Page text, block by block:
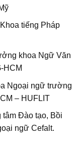
tiếng Pháp
khoa Ngữ Văn
HCM
Ngoại ngữ trường
– HUFLIT
tâm Đào tạo, Bồi
ngữ Cefalt.